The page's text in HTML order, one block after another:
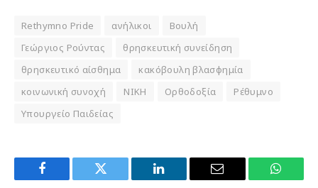
Rethymno Pride ανήλικοι
Βουλή
Γεώργιος Ρούντας
θρησκευτική συνείδηση
θρησκευτικό αίσθημα
κακόβουλη βλασφημία
κοινωνική συνοχή
ΝΙΚΗ Ορθοδοξία
Ρέθυμνο
Υπουργείο Παιδείας
Facebook Twitter LinkedIn Email